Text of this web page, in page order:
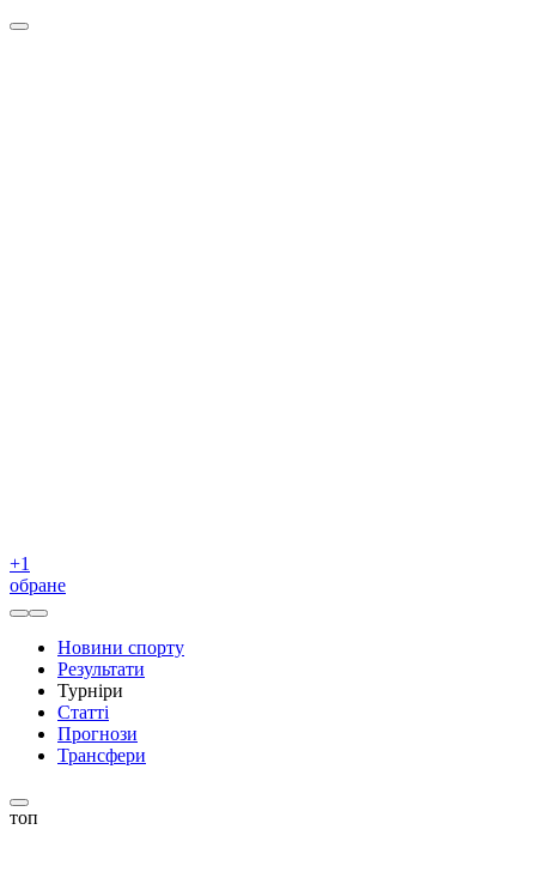
+1
обране
Новини спорту
Результати
Турніри
Статті
Прогнози
Трансфери
топ